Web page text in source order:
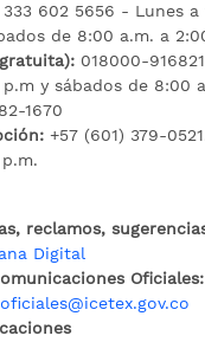
333 602 5656 - Lunes
de 8:00 a.m. a
018000-
y sábados de 8:00
1670
+57 (601) 379-
reclamos,
Digital
Oficiales: